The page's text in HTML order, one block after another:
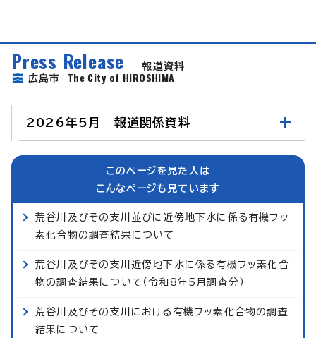
Press Release
報道資料
広島市 The City of HIROSHIMA
2026年5月 報道関係資料
このページを見た人は
こんなページも見ています
荒谷川及びその支川並びに近傍地下水に係る有機フッ
素化合物の調査結果について
荒谷川及びその支川近傍地下水に係る有機フッ素化合
物の調査結果について（令和8年5月調査分）
荒谷川及びその支川における有機フッ素化合物の調査
結果について